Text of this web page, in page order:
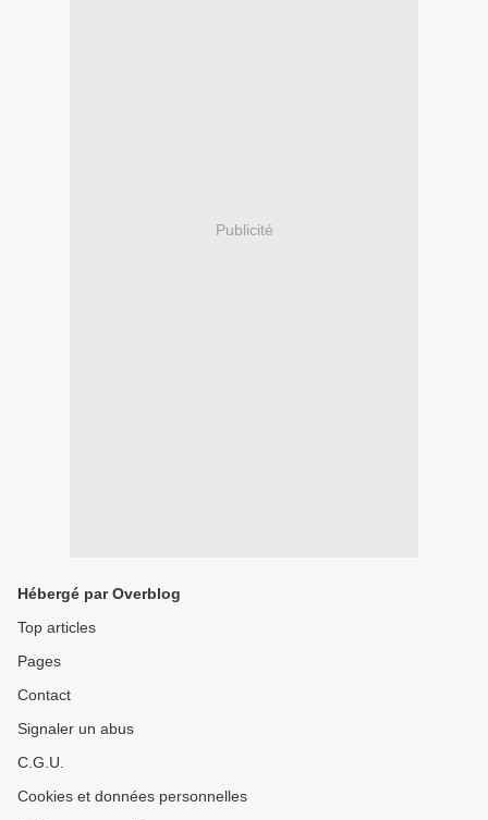
Publicité
Hébergé par Overblog
Top articles
Pages
Contact
Signaler un abus
C.G.U.
Cookies et données personnelles